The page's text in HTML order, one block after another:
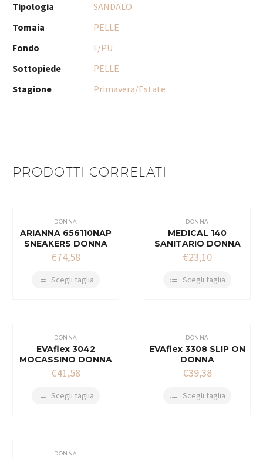
Tipologia
SANDALO
Tomaia
PELLE
Fondo
F/PU
Sottopiede
PELLE
Stagione
Primavera/Estate
PRODOTTI CORRELATI
DONNA
ARIANNA 656110NAP
SNEAKERS DONNA
€74,58
Scegli taglia
DONNA
MEDICAL 140
SANITARIO DONNA
€23,10
Scegli taglia
DONNA
EVAflex 3042
MOCASSINO DONNA
€41,58
Scegli taglia
DONNA
EVAflex 3308 SLIP ON
DONNA
€39,38
Scegli taglia
DONNA